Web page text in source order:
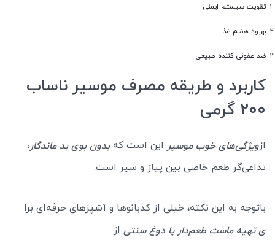
تقویت سیستم ایمنی
بهبود هضم غذا
ضد عفونی کننده طبیعی
کاربرد و طریقه مصرف موسیر ناساب
200 گرمی
ازویژگی‌های خوب موسیر این است کهبدون بوی بد ماندگار،
تداعی‌گر طعم خاصی بین پیاز و سیر است.
باتوجه به این نکته، خیلی از کدبانوها و آشپزهای حرفه‌ای برا
ی تهیه ماست طعم‌دار یا دوغ سنتی از